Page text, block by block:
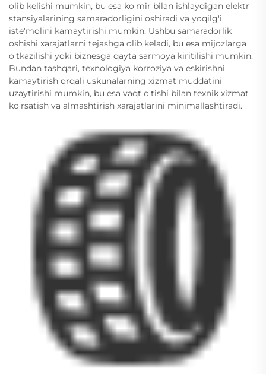
olib kelishi mumkin, bu esa ko'mir bilan ishlaydigan elektr
stansiyalarining samaradorligini oshiradi va yoqilg'i
iste'molini kamaytirishi mumkin. Ushbu samaradorlik
oshishi xarajatlarni tejashga olib keladi, bu esa mijozlarga
o'tkazilishi yoki biznesga qayta sarmoya kiritilishi mumkin.
Bundan tashqari, texnologiya korroziya va eskirishni
kamaytirish orqali uskunalarning xizmat muddatini
uzaytirishi mumkin, bu esa vaqt o'tishi bilan texnik xizmat
ko'rsatish va almashtirish xarajatlarini minimallashtiradi.